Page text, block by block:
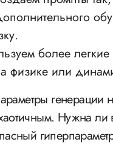
более
физике или
генерации
Нужна ли